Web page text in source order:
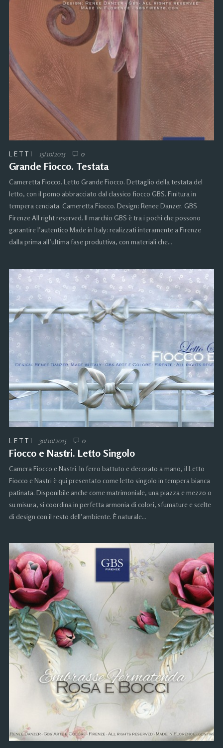
LETTI 15/10/2015 0
Grande Fiocco. Testata
Cameretta Fiocco. Letto Grande Fiocco. Dettaglio della testata del
letto, con il pomo abbracciato dal classico fiocco GBS. Finitura in
tempera cenciata. Cameretta Fiocco. Design: Renee Danzer. GBS
Firenze All right reserved. Il marchio GBS è tra i pochi che possono
garantire l’autentico Made in Italy: realizzati interamente a Firenze
dalla prima all’ultima fase produttiva, con materiali che…
LETTI 30/10/2015 0
Fiocco e Nastri. Letto Singolo
Camera Fiocco e Nastri. In ferro battuto e decorato a mano, il Letto
Fiocco e Nastri è qui presentato come letto singolo in tempera bianca
patinata. Disponibile anche come matrimoniale, una piazza e mezzo o
su misura, si coordina in perfetta armonia di colori, sfumature e scelte
di design con il resto dell’ambiente. È naturale…